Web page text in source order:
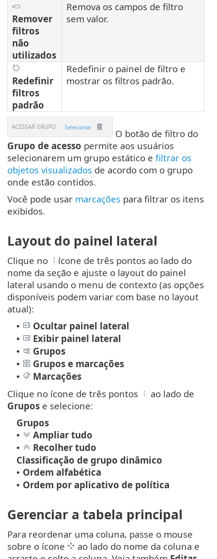
Remover
filtros
não
utilizados
Remova os campos de filtro
sem valor.
Redefinir
filtros
padrão
Redefinir o painel de filtro e
mostrar os filtros padrão.
O botão de filtro do
Grupo de acesso permite aos usuários
selecionarem um grupo estático e filtrar os
objetos visualizados de acordo com o grupo
onde estão contidos.
Você pode usar marcações para filtrar os itens
exibidos.
Layout do painel lateral
Clique no
ícone de três pontos ao lado do
nome da seção e ajuste o layout do painel
lateral usando o menu de contexto (as opções
disponíveis podem variar com base no layout
atual):
• Ocultar painel lateral
• Exibir painel lateral
• Grupos
• Grupos e marcações
•
Marcações
Clique no ícone de três pontos
ao lado de
Grupos e selecione:
Grupos
• Ampliar tudo
•
Recolher tudo
Classificação de grupo dinâmico
• Ordem alfabética
• Ordem por aplicativo de política
Gerenciar a tabela principal
Para reordenar uma coluna, passe o mouse
sobre o ícone
ao lado do nome da coluna e